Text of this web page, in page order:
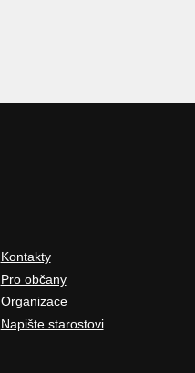
Kontakty
Pro občany
Organizace
Napište starostovi